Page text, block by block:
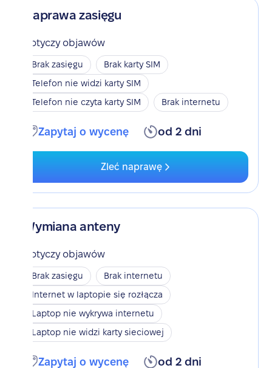
Naprawa zasięgu
Dotyczy objawów
Brak zasięgu
Brak karty SIM
Telefon nie widzi karty SIM
Telefon nie czyta karty SIM
Brak internetu
Zapytaj o wycenę od 2 dni
Zleć naprawę
Wymiana anteny
Dotyczy objawów
Brak zasięgu
Brak internetu
Internet w laptopie się rozłącza
Laptop nie wykrywa internetu
Laptop nie widzi karty sieciowej
Zapytaj o wycenę od 2 dni